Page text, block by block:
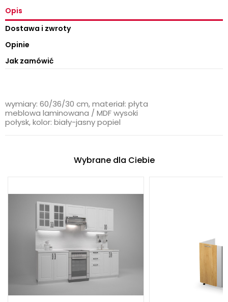
Opis
Dostawa i zwroty
Opinie
Jak zamówić
wymiary: 60/36/30 cm, materiał: płyta
meblowa laminowana / MDF wysoki
połysk, kolor: biały-jasny popiel
Wybrane dla Ciebie